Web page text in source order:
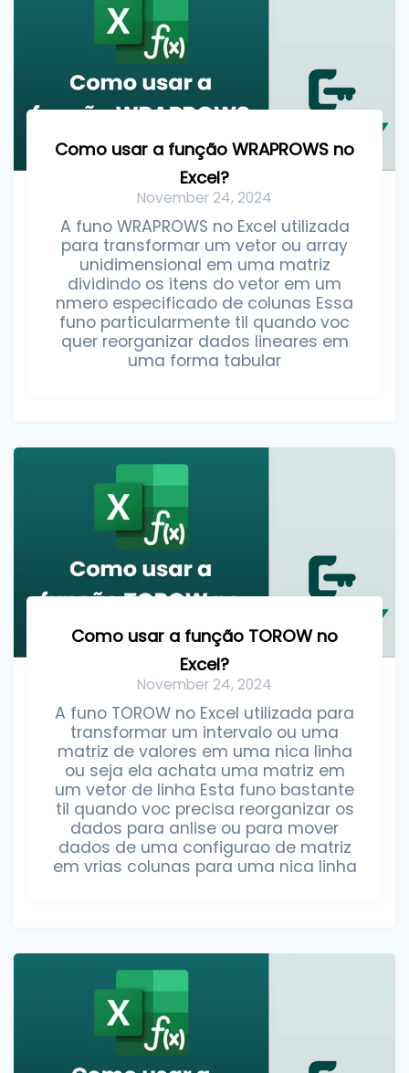
Como usar a função WRAPROWS no
Excel?
November 24, 2024
A funo WRAPROWS no Excel utilizada
para transformar um vetor ou array
unidimensional em uma matriz
dividindo os itens do vetor em um
nmero especificado de colunas Essa
funo particularmente til quando voc
quer reorganizar dados lineares em
uma forma tabular
Como usar a função TOROW no
Excel?
November 24, 2024
A funo TOROW no Excel utilizada para
transformar um intervalo ou uma
matriz de valores em uma nica linha
ou seja ela achata uma matriz em
um vetor de linha Esta funo bastante
til quando voc precisa reorganizar os
dados para anlise ou para mover
dados de uma configurao de matriz
em vrias colunas para uma nica linha